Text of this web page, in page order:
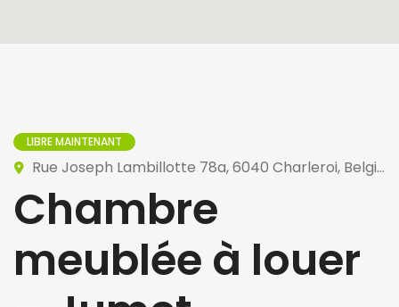
LIBRE MAINTENANT
Rue Joseph Lambillotte 78a, 6040 Charleroi, Belgique
Chambre
meublée à louer